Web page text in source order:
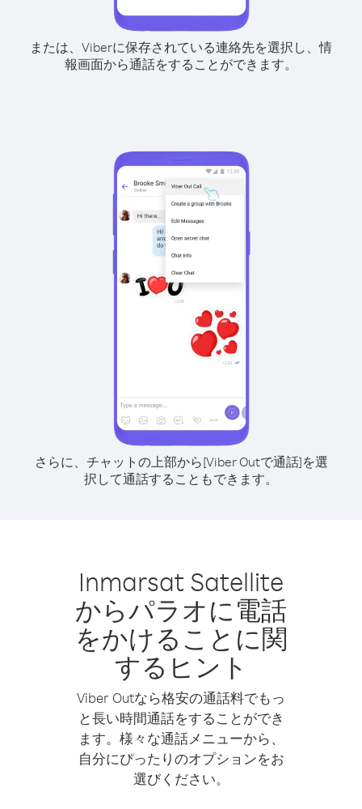
または、Viberに保存されている連絡先を選択し、情
報画面から通話をすることができます。
さらに、チャットの上部から[Viber Outで通話]を選
択して通話することもできます。
Inmarsat Satellite
からパラオに電話
をかけることに関
するヒント
Viber Outなら格安の通話料でもっ
と長い時間通話をすることができ
ます。様々な通話メニューから、
自分にぴったりのオプションをお
選びください。